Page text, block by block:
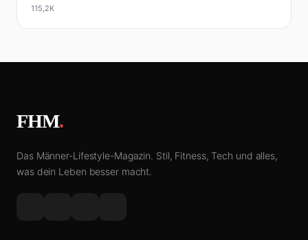
115,2K
FHM.
Das Männer-Lifestyle-Magazin. Stil, Fitness, Tech und alles,
was dein Leben besser macht.